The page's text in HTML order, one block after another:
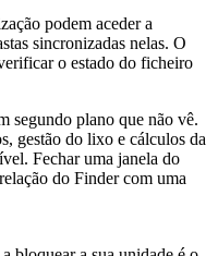
podem aceder a
sincronizadas nelas. O
o estado do ficheiro
segundo plano que não vê.
gestão do lixo e cálculos da
Fechar uma janela do
do Finder com uma